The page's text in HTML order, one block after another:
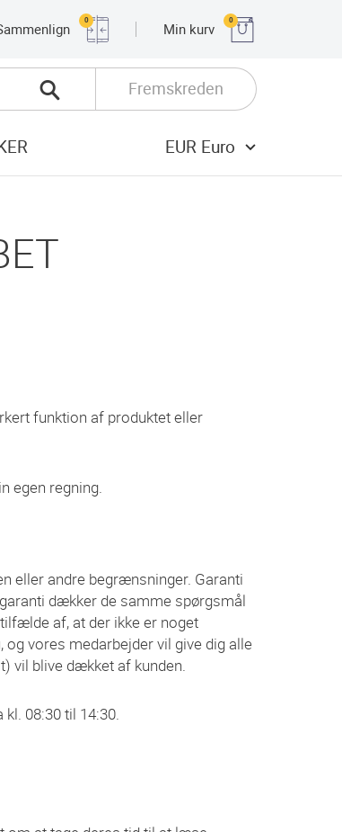
0
Min kurv
0
Fremskreden
EUR Euro
funktion af produktet eller
egen regning.
eller andre begrænsninger. Garanti
dækker de samme spørgsmål
af, at der ikke er noget
vores medarbejder vil give dig alle
vil blive dækket af kunden.
08:30 til 14:30.